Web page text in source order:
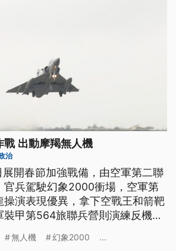
戰 出動摩羯無人機
治
展開春節加強戰備，由空軍第二聯
官兵駕駛幻象2000衝場，空軍第
操演表現優異，拿下空戰王和箭靶
甲第564旅聯兵營則演練反機降
無人機 幻象2000 ...